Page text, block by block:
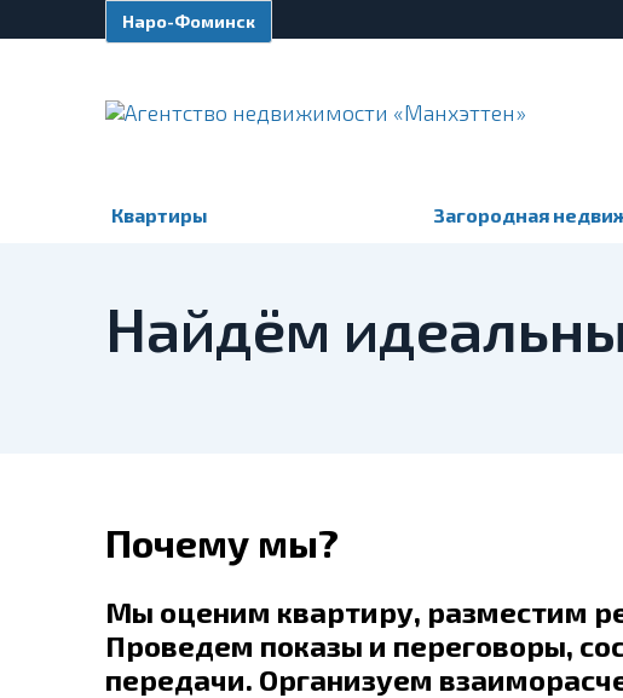
Наро-Фоминск
Квартиры Загородная
Найдём
Почему мы?
Мы оценим квартиру, разместим
Проведем показы и переговоры,
передачи. Организуем